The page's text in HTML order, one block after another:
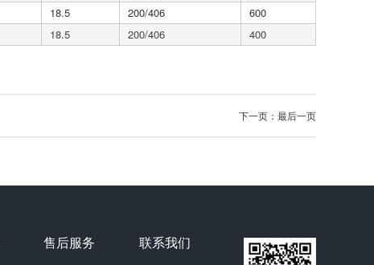
18.5 200/406
600
18.5 200/406 400
下一页：最后一页
售后服务 联系我们